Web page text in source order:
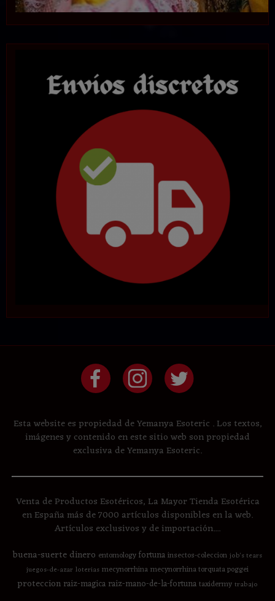
Esta website es propiedad de Yemanya Esoteric . Los textos,
imágenes y contenido en este sitio web son propiedad
exclusiva de Yemanya Esoteric.
Venta de Productos Esotéricos, La Mayor Tienda Esotérica
en España más de 7000 artículos disponibles en la web.
Artículos exclusivos y de importación....
buena-suertedinero entomologyfortunainsectos-coleccion job's tears
juegos-de-azar loterias mecynorrhinamecynorrhina torquata poggei
proteccion raiz-magica raiz-mano-de-la-fortunataxidermy trabajo